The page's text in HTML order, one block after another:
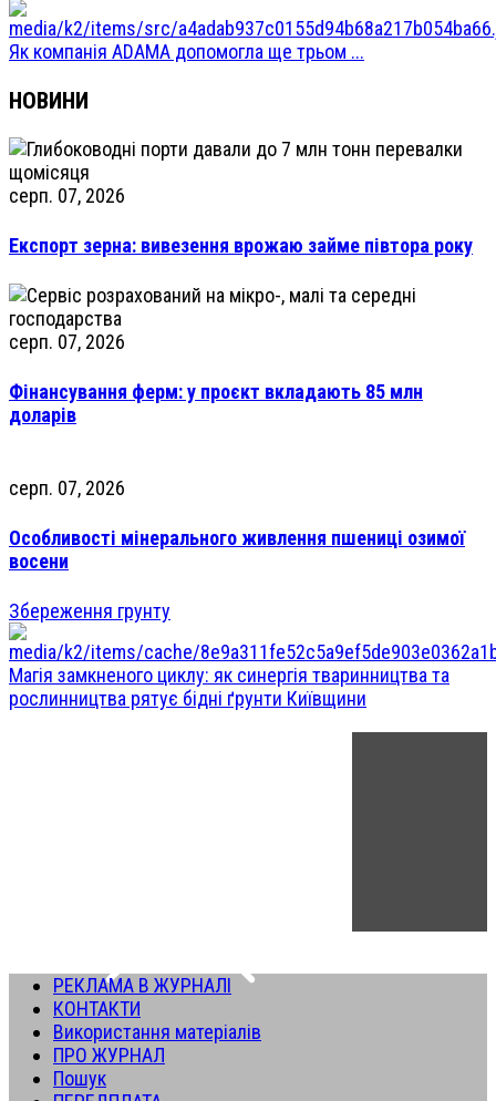
Як компанія ADAMA допомогла ще трьом ...
НОВИНИ
серп. 07, 2026
Експорт зерна: вивезення врожаю займе півтора року
серп. 07, 2026
Фінансування ферм: у проєкт вкладають 85 млн
доларів
серп. 07, 2026
Особливості мінерального живлення пшениці озимої
восени
Збереження грунту
Магія замкненого циклу: як синергія тваринництва та
рослинництва рятує бідні ґрунти Київщини
РЕКЛАМА В ЖУРНАЛІ
КОНТАКТИ
Використання матеріалів
ПРО ЖУРНАЛ
Пошук